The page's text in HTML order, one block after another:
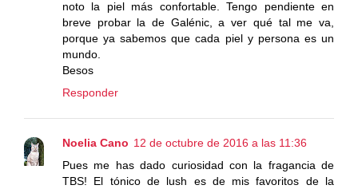
noto la piel más confortable. Tengo pendiente en
breve probar la de Galénic, a ver qué tal me va,
porque ya sabemos que cada piel y persona es un
mundo.
Besos
Responder
Noelia Cano 12 de octubre de 2016 a las 11:36
Pues me has dado curiosidad con la fragancia de
TBS! El tónico de lush es de mis favoritos de la